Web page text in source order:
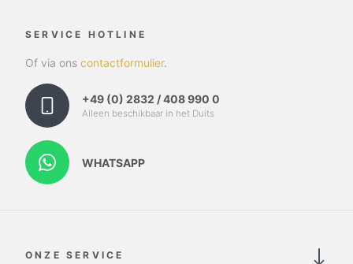
SERVICE HOTLINE
Of via ons contactformulier.
+49 (0) 2832 / 408 990 0
Alleen beschikbaar in het Duits
WHATSAPP
ONZE SERVICE